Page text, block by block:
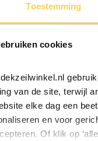
Toestemming
cookies
van de site, terwijl
elke dag een
en voor
Of klik op